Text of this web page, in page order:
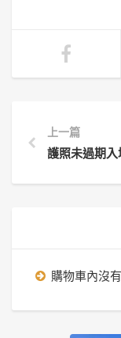
上一篇
護照未過期入
購物車內沒